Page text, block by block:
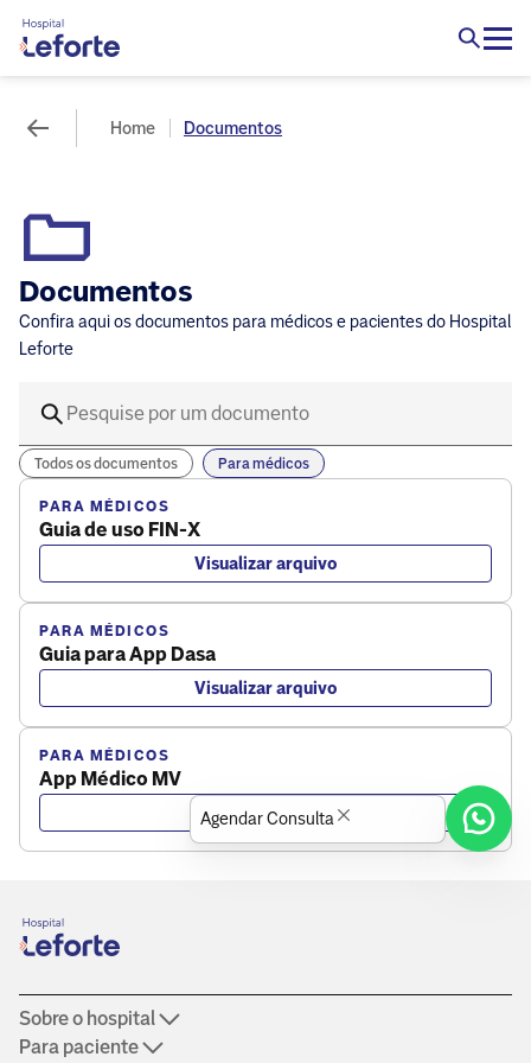
Home Documentos
Documentos
Confira aqui os documentos para médicos e pacientes do Hospital
Leforte
Todos os documentos Para médicos
PARA MÉDICOS
Guia de uso FIN-X
Visualizar arquivo
PARA MÉDICOS
Guia para App Dasa
Visualizar arquivo
PARA MÉDICOS
App Médico MV
Visualizar arquivo
Sobre o hospital
Para paciente
Agendar Consulta